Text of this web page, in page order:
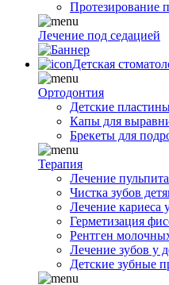
Протезирование
Лечение под седацией
Детская
Ортодонтия
Детские
Капы для
Брекеты для
Терапия
Лечение
Чистка зубов
Лечение кариеса
Герметизация
Рентген
Лечение зубов у
Детские зубные